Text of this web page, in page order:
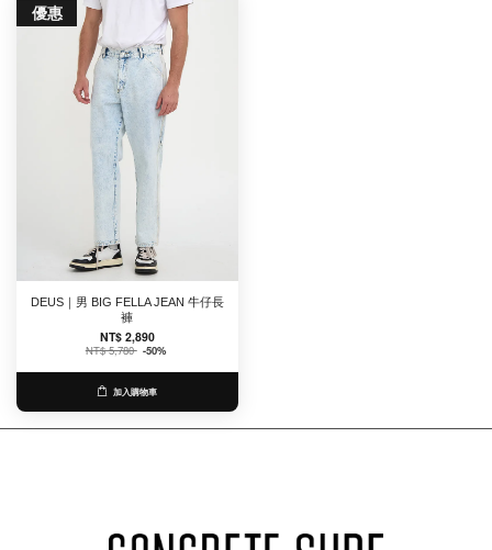
優惠
DEUS｜男 BIG FELLA JEAN 牛仔長
褲
NT$ 2,890
NT$ 5,780 -50%
加入購物車